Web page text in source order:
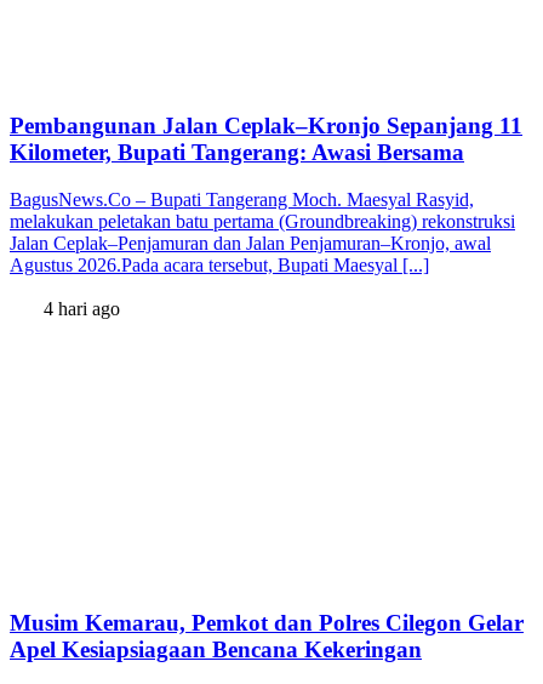
Pembangunan Jalan Ceplak–Kronjo Sepanjang 11
Kilometer, Bupati Tangerang: Awasi Bersama
BagusNews.Co – Bupati Tangerang Moch. Maesyal Rasyid,
melakukan peletakan batu pertama (Groundbreaking) rekonstruksi
Jalan Ceplak–Penjamuran dan Jalan Penjamuran–Kronjo, awal
Agustus 2026.Pada acara tersebut, Bupati Maesyal [...]
4 hari ago
Musim Kemarau, Pemkot dan Polres Cilegon Gelar
Apel Kesiapsiagaan Bencana Kekeringan